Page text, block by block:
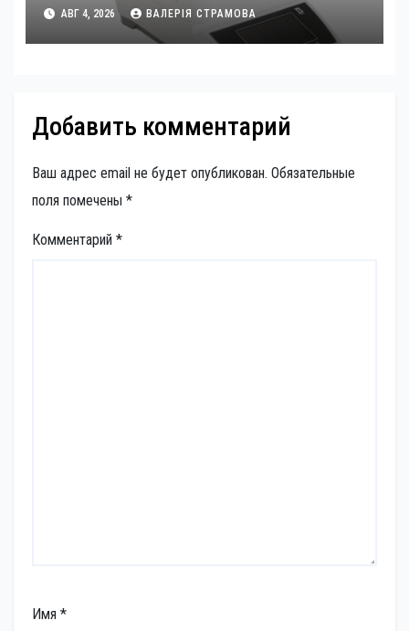
АВГ 4, 2026 ВАЛЕРІЯ СТРАМОВА
Добавить комментарий
Ваш адрес email не будет опубликован. Обязательные
поля помечены *
Комментарий *
Имя *